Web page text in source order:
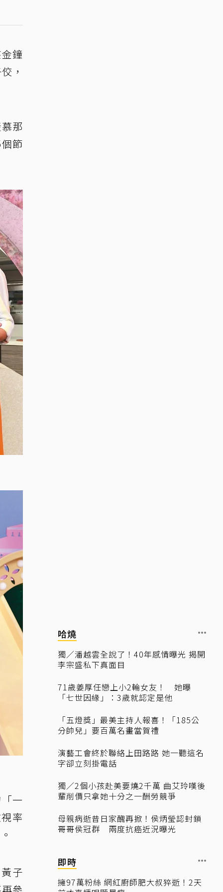
鐘
，
那
節
一
率
子
哈燒
獨／潘越雲全說了！40年感情曝光 揭開
李宗盛私下真面目
71歲姜厚任戀上小2輪女友！ 她曝
「七世因緣」：3歲就認定是他
「五燈獎」最美主持人報喜！「185公
分帥兒」要百萬名畫當賀禮
演藝工會終於聯絡上田路路 她一聽這名
字卻立刻掛電話
獨／2個小孩赴美要燒2千萬 曲艾玲嘆後
輩削價只拿她十分之一酬勞競爭
母親病逝昔日家醜再掀！侯炳瑩認封鎖
哥哥侯冠群 兩度抗癌近況曝光
即時
擁97萬粉絲 網紅廚師肥大叔猝逝！2天